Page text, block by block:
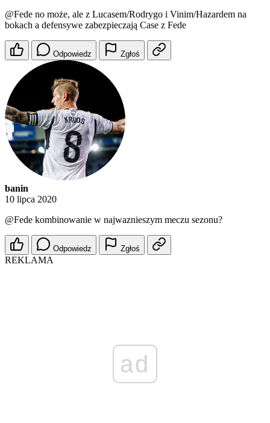
@Fede no może, ale z Lucasem/Rodrygo i Vinim/Hazardem na
bokach a defensywe zabezpieczają Case z Fede
Odpowiedz Zgłoś
banin
10 lipca 2020
@Fede kombinowanie w najwaznieszym meczu sezonu?
Odpowiedz Zgłoś
REKLAMA
ad